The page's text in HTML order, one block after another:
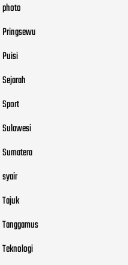
photo
Pringsewu
Puisi
Sejarah
Sport
Sulawesi
Sumatera
syair
Tajuk
Tanggamus
Teknologi